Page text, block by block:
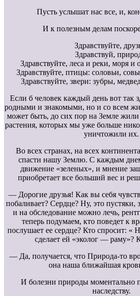
Пусть услышат нас все, и,
И к полезным делам
Здравствуйте,
Здравствуй,
Здравствуйте, леса и реки, моря и
Здравствуйте, птицы: соловьи,
Здравствуйте, звери: зубры,
Если б человек каждый день вот так
родными и знакомыми, но и со всем
может быть, до сих пор на Земле
растения, которых мы уже больше
уничтожили их.
Во всех странах, на всех
спасти нашу Землю. С каждым
движение «зеленых», и мнение
приобретает все больший вес и
— Дорогие друзья! Как вы себя
побаливает? Сердце? Ну, это пустяки,
и на обследование можно лечь,
теперь подумаем, кто поведет к
послушает ее сердце? Кто спросит: «
сделает ей «эколог — раму»?
— Да, получается, что Природа-то
она наша ближайшая
И болезни природы моментально
наследству.